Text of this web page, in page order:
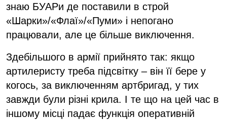
знаю БУАРи де поставили в строй
«Шарки»/«Флаї»/«Пуми» і непогано
працювали, але це більше виключення.
Здебільшого в армії прийнято так: якщо
артилеристу треба підсвітку – він її бере у
когось, за виключенням артбригад, у тих
завжди були різні крила. І те що на цей час в
іншому місці падає функція оперативній